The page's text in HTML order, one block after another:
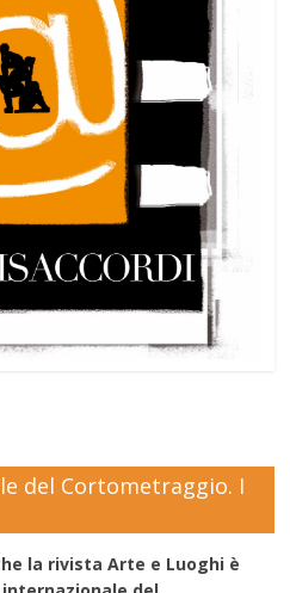
del Cortometraggio. I
la rivista Arte e Luoghi è